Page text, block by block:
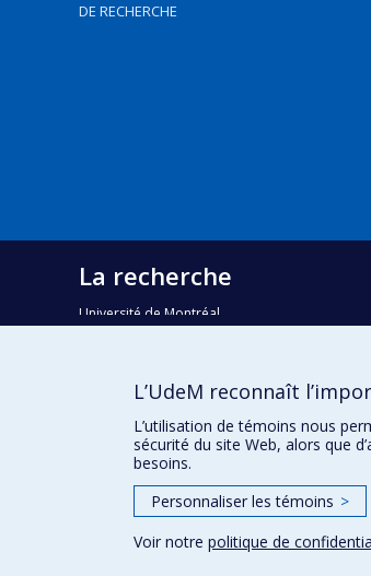
DE RECHERCHE
La recherche
Université de Montréal
Courriel:recherche@umontreal.ca
Confidentialité Conditions d’utilisation
L’UdeM reconnaît
L’utilisation de témoins nous
sécurité du site Web, alors que
besoins.
Personnaliser les témoins >
Voir notre politique de